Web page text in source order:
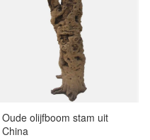
Oude olijfboom stam uit
China